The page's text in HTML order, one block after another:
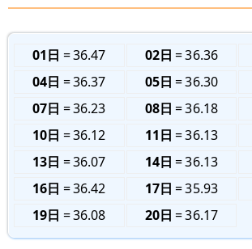
01日 36.47 02日 36.36
04日
36.37 05日 36.30
07日
36.23 08日 36.18
10日
36.12 11日 36.13
13日
36.07 14日 36.13
16日
36.42 17日 35.93
19日
36.08 20日 36.17